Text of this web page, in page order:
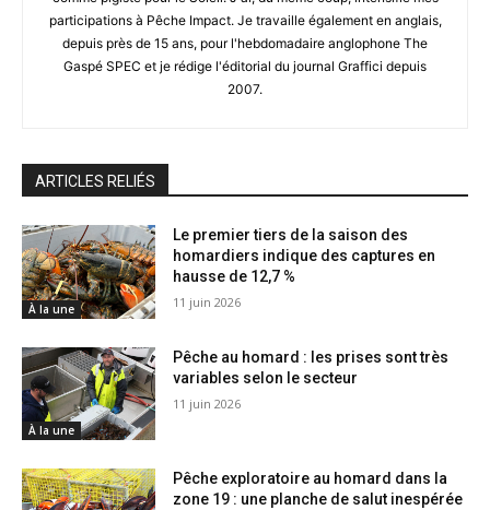
participations à Pêche Impact. Je travaille également en anglais,
depuis près de 15 ans, pour l'hebdomadaire anglophone The
Gaspé SPEC et je rédige l'éditorial du journal Graffici depuis
2007.
ARTICLES RELIÉS
À la une
Le premier tiers de la saison des
homardiers indique des captures en
hausse de 12,7 %
11 juin 2026
À la une
Pêche au homard : les prises sont très
variables selon le secteur
11 juin 2026
Pêche exploratoire au homard dans la
zone 19 : une planche de salut inespérée